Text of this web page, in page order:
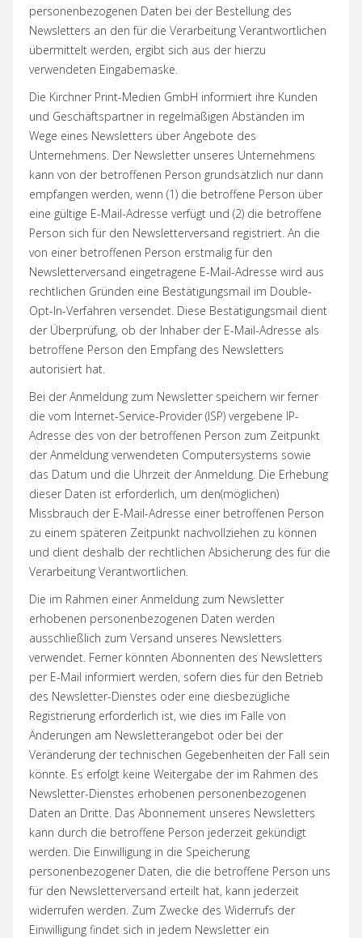
personenbezogenen Daten bei der Bestellung des
Newsletters an den für die Verarbeitung Verantwortlichen
übermittelt werden, ergibt sich aus der hierzu
verwendeten Eingabemaske.
Die Kirchner Print-Medien GmbH informiert ihre Kunden
und Geschäftspartner in regelmäßigen Abständen im
Wege eines Newsletters über Angebote des
Unternehmens. Der Newsletter unseres Unternehmens
kann von der betroffenen Person grundsätzlich nur dann
empfangen werden, wenn (1) die betroffene Person über
eine gültige E-Mail-Adresse verfügt und (2) die betroffene
Person sich für den Newsletterversand registriert. An die
von einer betroffenen Person erstmalig für den
Newsletterversand eingetragene E-Mail-Adresse wird aus
rechtlichen Gründen eine Bestätigungsmail im Double-
Opt-In-Verfahren versendet. Diese Bestätigungsmail dient
der Überprüfung, ob der Inhaber der E-Mail-Adresse als
betroffene Person den Empfang des Newsletters
autorisiert hat.
Bei der Anmeldung zum Newsletter speichern wir ferner
die vom Internet-Service-Provider (ISP) vergebene IP-
Adresse des von der betroffenen Person zum Zeitpunkt
der Anmeldung verwendeten Computersystems sowie
das Datum und die Uhrzeit der Anmeldung. Die Erhebung
dieser Daten ist erforderlich, um den(möglichen)
Missbrauch der E-Mail-Adresse einer betroffenen Person
zu einem späteren Zeitpunkt nachvollziehen zu können
und dient deshalb der rechtlichen Absicherung des für die
Verarbeitung Verantwortlichen.
Die im Rahmen einer Anmeldung zum Newsletter
erhobenen personenbezogenen Daten werden
ausschließlich zum Versand unseres Newsletters
verwendet. Ferner könnten Abonnenten des Newsletters
per E-Mail informiert werden, sofern dies für den Betrieb
des Newsletter-Dienstes oder eine diesbezügliche
Registrierung erforderlich ist, wie dies im Falle von
Änderungen am Newsletterangebot oder bei der
Veränderung der technischen Gegebenheiten der Fall sein
könnte. Es erfolgt keine Weitergabe der im Rahmen des
Newsletter-Dienstes erhobenen personenbezogenen
Daten an Dritte. Das Abonnement unseres Newsletters
kann durch die betroffene Person jederzeit gekündigt
werden. Die Einwilligung in die Speicherung
personenbezogener Daten, die die betroffene Person uns
für den Newsletterversand erteilt hat, kann jederzeit
widerrufen werden. Zum Zwecke des Widerrufs der
Einwilligung findet sich in jedem Newsletter ein